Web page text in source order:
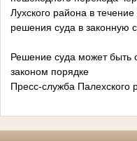
Лухского района в
решения суда в законную
Решение суда может быть
законом порядке
Пресс-служба Палехского